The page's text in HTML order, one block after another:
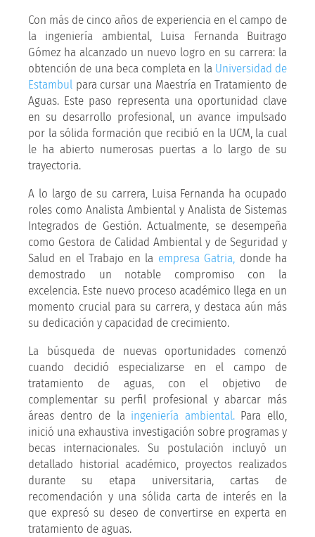
Con más de cinco años de experiencia en el campo de
la ingeniería ambiental, Luisa Fernanda Buitrago
Gómez ha alcanzado un nuevo logro en su carrera: la
obtención de una beca completa en la Universidad de
Estambul para cursar una Maestría en Tratamiento de
Aguas. Este paso representa una oportunidad clave
en su desarrollo profesional, un avance impulsado
por la sólida formación que recibió en la UCM, la cual
le ha abierto numerosas puertas a lo largo de su
trayectoria.
A lo largo de su carrera, Luisa Fernanda ha ocupado
roles como Analista Ambiental y Analista de Sistemas
Integrados de Gestión. Actualmente, se desempeña
como Gestora de Calidad Ambiental y de Seguridad y
Salud en el Trabajo en la empresa Gatria, donde ha
demostrado un notable compromiso con la
excelencia. Este nuevo proceso académico llega en un
momento crucial para su carrera, y destaca aún más
su dedicación y capacidad de crecimiento.
La búsqueda de nuevas oportunidades comenzó
cuando decidió especializarse en el campo de
tratamiento de aguas, con el objetivo de
complementar su perfil profesional y abarcar más
áreas dentro de laingeniería ambiental.Para ello,
inició una exhaustiva investigación sobre programas y
becas internacionales. Su postulación incluyó un
detallado historial académico, proyectos realizados
durante su etapa universitaria, cartas de
recomendación y una sólida carta de interés en la
que expresó su deseo de convertirse en experta en
tratamiento de aguas.